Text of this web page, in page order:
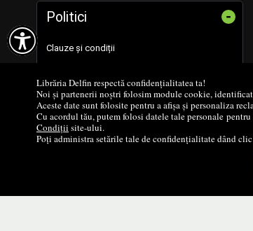

Librăria Delfin respectă confidențialitatea ta!
Noi și partenerii noștri folosim module cookie,
Aceste date sunt folosite pentru a afișa și personaliza
Cu acordul tău, putem folosi datele tale personale
Condiții site-ului.
Poți administra setările tale de confidențialitate dând
Politici -
Clauze și condiții
Politica de Cookie
Politica de Confidențialitate
Cum cumperi?